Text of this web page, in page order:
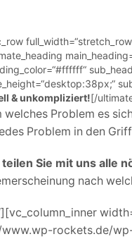
& unkompliziert![/
welches Problem es
Problem in den
Sie mit uns alle
nach
www.wp-rockets.de/